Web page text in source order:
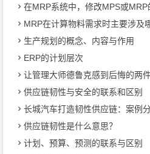
在MRP系统中，修改MPS或MRP的全重
MRP在计算物料需求时主要涉及
生产规划的概念、内容与作用
ERP的计划层次
让管理大师德鲁克感到后悔的两
供应链韧性与安全的联系和区别
长城汽车打造韧性供应链：案例
供应链韧性是什么意思？
计划、预算、预测的联系与区别